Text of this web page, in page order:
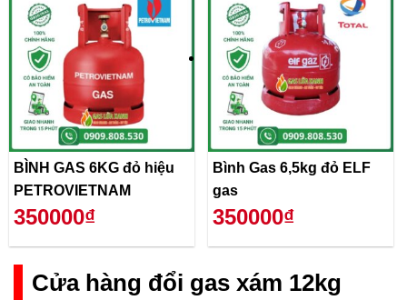
BÌNH GAS 6KG đỏ hiệu
PETROVIETNAM
350000₫
Bình Gas 6,5kg đỏ ELF
gas
350000₫
Cửa hàng đổi gas xám 12kg